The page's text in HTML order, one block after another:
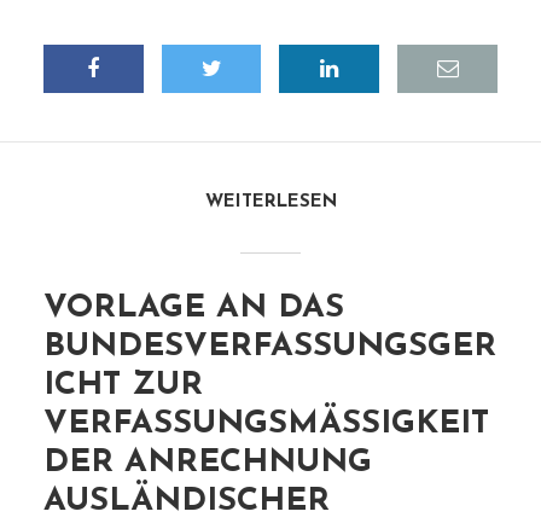
WEITERLESEN
VORLAGE AN DAS
BUNDESVERFASSUNGSGER
ICHT ZUR
VERFASSUNGSMÄSSIGKEIT D
ER ANRECHNUNG A
USLÄNDISCHER Z